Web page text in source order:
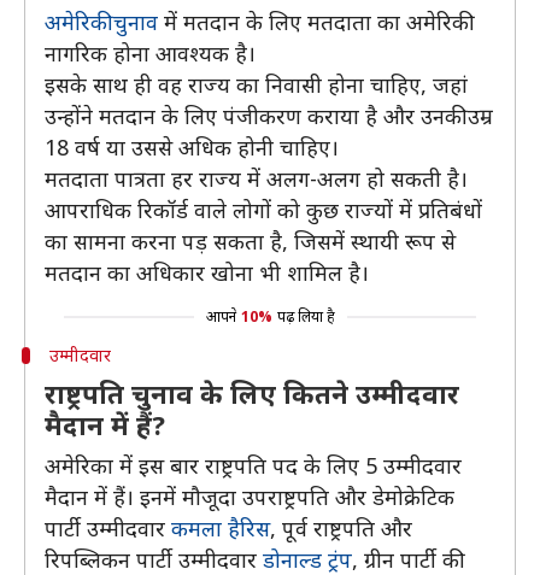
अमेरिकी चुनाव में मतदान के लिए मतदाता का अमेरिकी
नागरिक होना आवश्यक है।
इसके साथ ही वह राज्य का निवासी होना चाहिए, जहां
उन्होंने मतदान के लिए पंजीकरण कराया है और उनकी उम्र
18 वर्ष या उससे अधिक होनी चाहिए।
मतदाता पात्रता हर राज्य में अलग-अलग हो सकती है।
आपराधिक रिकॉर्ड वाले लोगों को कुछ राज्यों में प्रतिबंधों
का सामना करना पड़ सकता है, जिसमें स्थायी रूप से
मतदान का अधिकार खोना भी शामिल है।
आपने 10% पढ़ लिया है
उम्मीदवार
राष्ट्रपति चुनाव के लिए कितने उम्मीदवार
मैदान में हैं?
अमेरिका में इस बार राष्ट्रपति पद के लिए 5 उम्मीदवार
मैदान में हैं। इनमें मौजूदा उपराष्ट्रपति और डेमोक्रेटिक
पार्टी उम्मीदवार कमला हैरिस, पूर्व राष्ट्रपति और
रिपब्लिकन पार्टी उम्मीदवार डोनाल्ड ट्रंप, ग्रीन पार्टी की